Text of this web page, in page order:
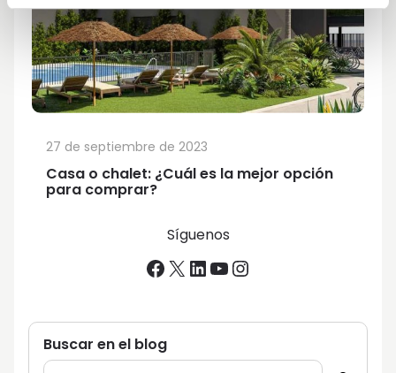
Casa o chalet: ¿Cuál es la mejor opción
para comprar?
27 de septiembre de 2023
Síguenos
Facebook
X LinkedIn
YouTube
Instagram
Buscar en el blog